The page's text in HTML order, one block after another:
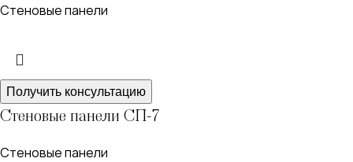
Стеновые панели
Получить консультацию
Стеновые панели СП-7
Стеновые панели